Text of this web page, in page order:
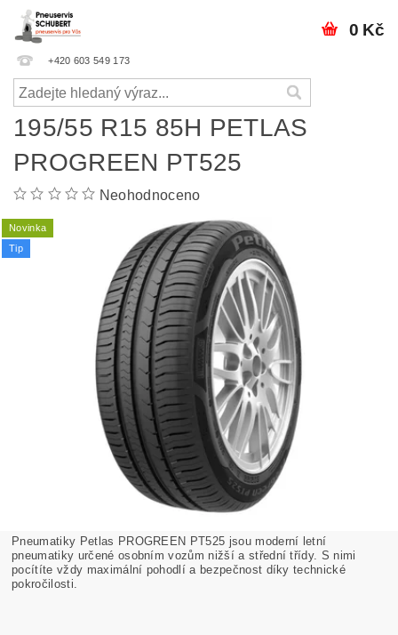
+420 603 549 173
0 Kč
195/55 R15 85H PETLAS
PROGREEN PT525
Neohodnoceno
Novinka
Tip
Pneumatiky Petlas PROGREEN PT525 jsou moderní letní
pneumatiky určené osobním vozům nižší a střední třídy. S nimi
pocítíte vždy maximální pohodlí a bezpečnost díky technické
pokročilosti.​